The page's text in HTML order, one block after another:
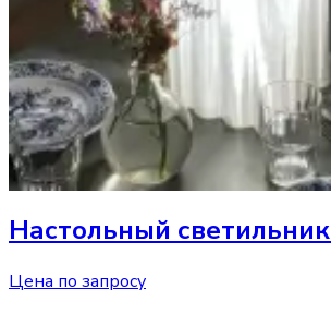
Настольный светильник
Цена по запросу